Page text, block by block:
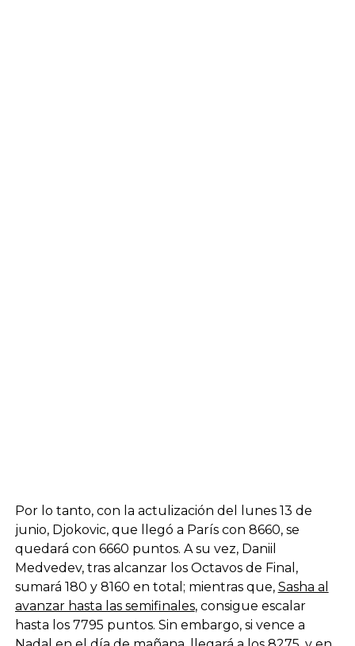
Por lo tanto, con la actulización del lunes 13 de
junio, Djokovic, que llegó a París con 8660, se
quedará con 6660 puntos. A su vez, Daniil
Medvedev, tras alcanzar los Octavos de Final,
sumará 180 y 8160 en total; mientras que, Sasha al
avanzar hasta las semifinales, consigue escalar
hasta los 7795 puntos. Sin embargo, si vence a